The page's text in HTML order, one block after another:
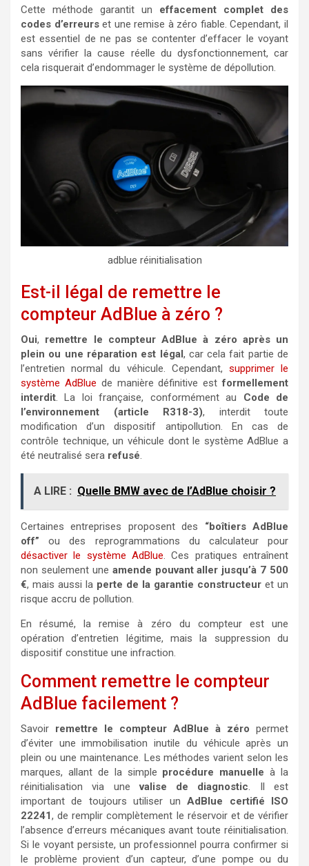
Cette méthode garantit un effacement complet des
codes d’erreurset une remise à zéro fiable. Cependant, il
est essentiel de ne pas se contenter d’effacer le voyant
sans vérifier la cause réelle du dysfonctionnement, car
cela risquerait d’endommager le système de dépollution.
adblue réinitialisation
Est-il légal de remettre le
compteur AdBlue à zéro ?
Oui, remettre le compteur AdBlue à zéro après un
plein ou une réparation est légal, car cela fait partie de
l’entretien normal du véhicule. Cependant, supprimer le
système AdBlue de manière définitive estformellement
interdit. La loi française, conformément au Code de
l’environnement (article R318-3), interdit toute
modification d’un dispositif antipollution. En cas de
contrôle technique, un véhicule dont le système AdBlue a
été neutralisé sera refusé.
A LIRE : Quelle BMW avec de l’AdBlue choisir ?
Certaines entreprises proposent des “boîtiers AdBlue
off” ou des reprogrammations du calculateur pour
désactiver le système AdBlue. Ces pratiques entraînent
non seulement une amende pouvant aller jusqu’à 7 500
€, mais aussi la perte de la garantie constructeur et un
risque accru de pollution.
En résumé, la remise à zéro du compteur est une
opération d’entretien légitime, mais la suppression du
dispositif constitue une infraction.
Comment remettre le compteur
AdBlue facilement ?
Savoir remettre le compteur AdBlue à zéro permet
d’éviter une immobilisation inutile du véhicule après un
plein ou une maintenance. Les méthodes varient selon les
marques, allant de la simple procédure manuelle à la
réinitialisation via unevalise de diagnostic. Il est
important de toujours utiliser unAdBlue certifié ISO
22241, de remplir complètement le réservoir et de vérifier
l’absence d’erreurs mécaniques avant toute réinitialisation.
Si le voyant persiste, un professionnel pourra confirmer si
le problème provient d’un capteur, d’une pompe ou du